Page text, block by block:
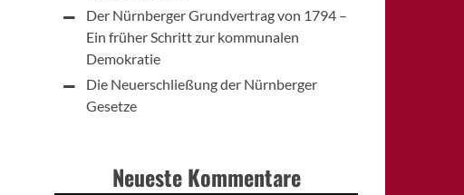
Der Nürnberger Grundvertrag von 1794 –
Ein früher Schritt zur kommunalen
Demokratie
Die Neuerschließung der Nürnberger
Gesetze
Neueste Kommentare